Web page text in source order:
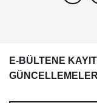
E-BÜLTENE